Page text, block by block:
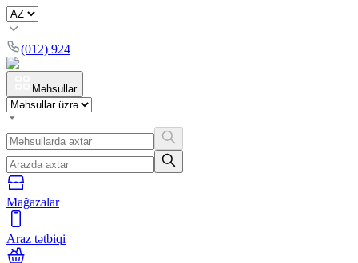
(012) 924
Məhsullar
Mağazalar
Araz tətbiqi